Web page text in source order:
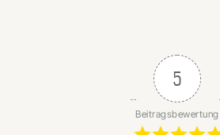
5
Beitragsbewertung